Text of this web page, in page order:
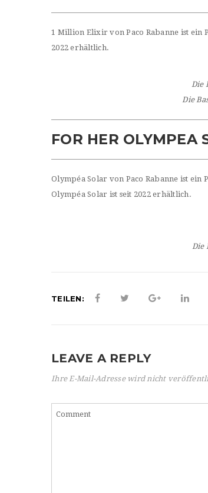
1 Million Elixir von Paco Rabanne ist
2022 erhältlich.
Die
Die
FOR HER OLYMPEA
Olympéa Solar von Paco Rabanne ist
Olympéa Solar ist seit 2022 erhältlich.
Die
TEILEN:
LEAVE A REPLY
Ihre E-Mail-Adresse wird nicht